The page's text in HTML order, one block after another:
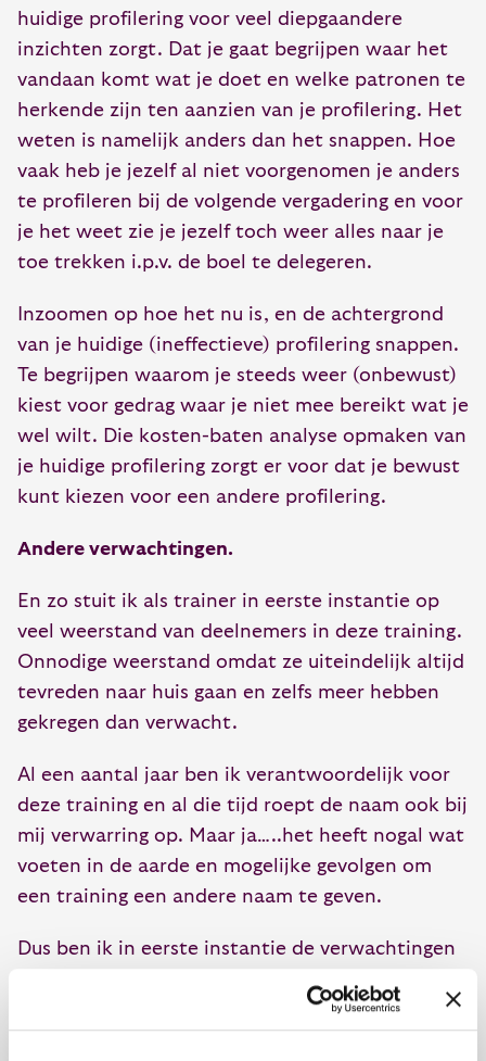
huidige profilering voor veel diepgaandere
inzichten zorgt. Dat je gaat begrijpen waar het
vandaan komt wat je doet en welke patronen te
herkende zijn ten aanzien van je profilering. Het
weten is namelijk anders dan het snappen. Hoe
vaak heb je jezelf al niet voorgenomen je anders
te profileren bij de volgende vergadering en voor
je het weet zie je jezelf toch weer alles naar je
toe trekken i.p.v. de boel te delegeren.
Inzoomen op hoe het nu is, en de achtergrond
van je huidige (ineffectieve) profilering snappen.
Te begrijpen waarom je steeds weer (onbewust)
kiest voor gedrag waar je niet mee bereikt wat je
wel wilt. Die kosten-baten analyse opmaken van
je huidige profilering zorgt er voor dat je bewust
kunt kiezen voor een andere profilering.
Andere verwachtingen.
En zo stuit ik als trainer in eerste instantie op
veel weerstand van deelnemers in deze training.
Onnodige weerstand omdat ze uiteindelijk altijd
tevreden naar huis gaan en zelfs meer hebben
gekregen dan verwacht.
Al een aantal jaar ben ik verantwoordelijk voor
deze training en al die tijd roept de naam ook bij
mij verwarring op. Maar ja…..het heeft nogal wat
voeten in de aarde en mogelijke gevolgen om
een training een andere naam te geven.
Dus ben ik in eerste instantie de verwachtingen
voorafgaand intakes in te boeken en de